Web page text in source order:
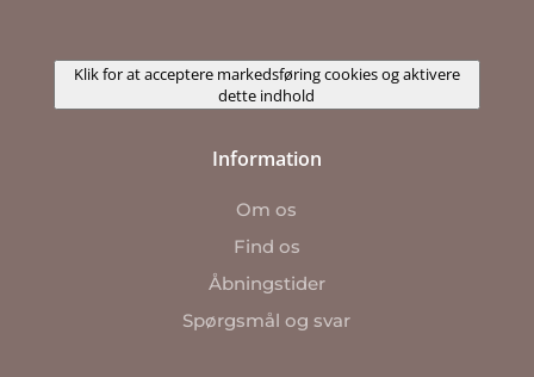
Klik for at acceptere markedsføring cookies og aktivere
dette indhold
Information
Om os
Find os
Åbningstider
Spørgsmål og svar